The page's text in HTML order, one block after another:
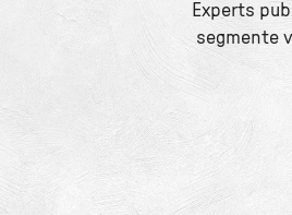
Experts
segmente